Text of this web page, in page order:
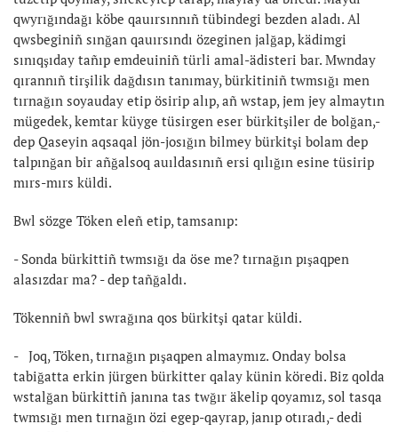
qwyrığındağı köbe qauırsınnıñ tübindegi bezden aladı. Al
qwsbeginiñ sınğan qauırsındı özeginen jalğap, kädimgi
sınıqşıday tañıp emdeuiniñ türli amal-ädisteri bar. Mwnday
qırannıñ tirşilik dağdısın tanımay, bürkitiniñ twmsığı men
tırnağın soyauday etip ösirip alıp, añ wstap, jem jey almaytın
mügedek, kemtar küyge tüsirgen eser bürkitşiler de bolğan,-
dep Qaseyin aqsaqal jön-josığın bilmey bürkitşi bolam dep
talpınğan bir añğalsoq auıldasınıñ ersi qılığın esine tüsirip
mırs-mırs küldi.
Bwl sözge Töken eleñ etip, tamsanıp:
- Sonda bürkittiñ twmsığı da öse me? tırnağın pışaqpen
alasızdar ma? - dep tañğaldı.
Tökenniñ bwl swrağına qos bürkitşi qatar küldi.
- Joq, Töken, tırnağın pışaqpen almaymız. Onday bolsa
tabiğatta erkin jürgen bürkitter qalay künin köredi. Biz qolda
wstalğan bürkittiñ janına tas twğır äkelip qoyamız, sol tasqa
twmsığı men tırnağın özi egep-qayrap, janıp otıradı,- dedi